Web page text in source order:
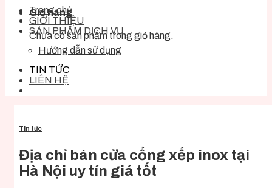
Giỏ hàng
Chưa có sản phẩm trong giỏ hàng.
Trang chủ
GIỚI THIỆU
SẢN PHẨM DỊCH VỤ
Hướng dẫn sử dụng
TIN TỨC
LIÊN HỆ
Tin tức
Địa chỉ bán cửa cổng xếp inox tại
Hà Nội uy tín giá tốt